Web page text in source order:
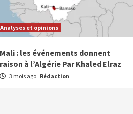
Analyses et opinions
Mali : les événements donnent
raison à l’Algérie Par Khaled Elraz
3 mois ago Rédaction